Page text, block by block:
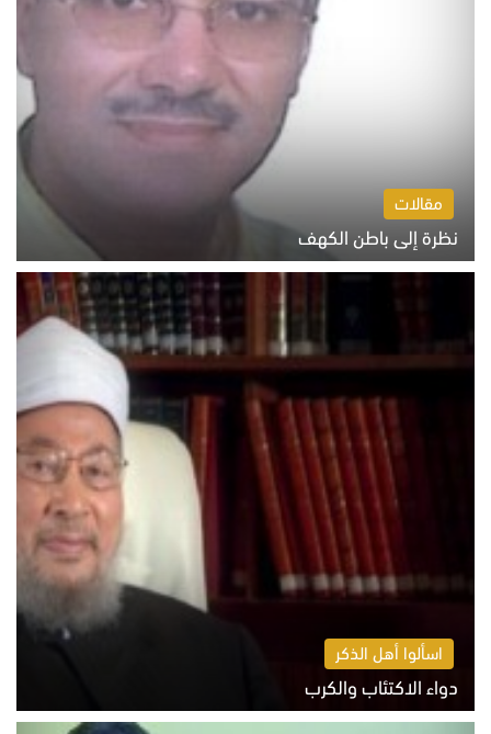
مقالات
نظرة إلى باطن الكهف
السبت 8 أغسطس 2026 11:04 ص
اسألوا أهل الذكر
دواء الاكتئاب والكرب
السبت 8 أغسطس 2026 10:54 ص